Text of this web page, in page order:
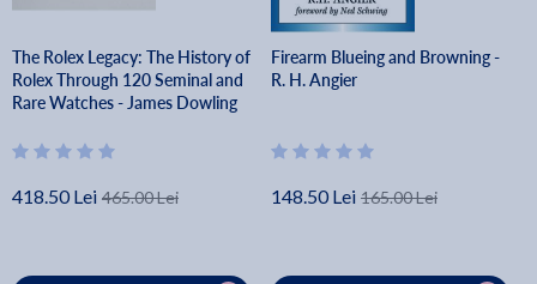
The Rolex Legacy: The History of
Rolex Through 120 Seminal and
Rare Watches - James Dowling
418.50 Lei 465.00 Lei
Firearm Blueing and Browning -
R. H. Angier
148.50 Lei 165.00 Lei